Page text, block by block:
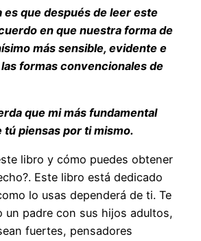
es que después de leer este
en que nuestra forma de
más sensible, evidente e
formas convencionales de
que mi más fundamental
tú piensas por ti mismo.
libro y cómo puedes obtener
Este libro está dedicado
lo usas dependerá de ti. Te
un padre con sus hijos adultos,
fuertes, pensadores